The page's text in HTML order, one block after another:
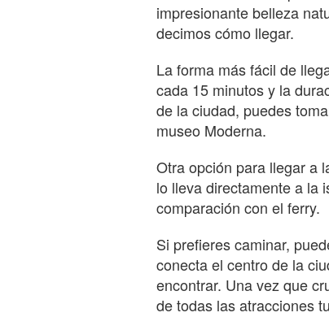
impresionante belleza
decimos cómo llegar.
La forma más fácil de
cada 15 minutos y la
de la ciudad, puedes
museo Moderna.
Otra opción para llegar a
lo lleva directamente a la
comparación con el ferry.
Si prefieres caminar,
conecta el centro de la
encontrar. Una vez que
de todas las atracciones